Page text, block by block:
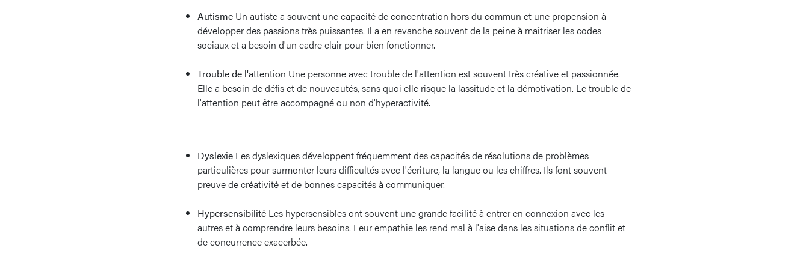
Autisme Un autiste a souvent une capacité de concentration hors du commun et une propension à
développer des passions très puissantes. Il a en revanche souvent de la peine à maîtriser les codes
sociaux et a besoin d'un cadre clair pour bien fonctionner.
Trouble de l'attention Une personne avec trouble de l'attention est souvent très créative et passionnée.
Elle a besoin de défis et de nouveautés, sans quoi elle risque la lassitude et la démotivation. Le trouble de
l'attention peut être accompagné ou non d'hyperactivité.
Dyslexie Les dyslexiques développent fréquemment des capacités de résolutions de problèmes
particulières pour surmonter leurs difficultés avec l'écriture, la langue ou les chiffres. Ils font souvent
preuve de créativité et de bonnes capacités à communiquer.
Hypersensibilité Les hypersensibles ont souvent une grande facilité à entrer en connexion avec les
autres et à comprendre leurs besoins. Leur empathie les rend mal à l'aise dans les situations de conflit et
de concurrence exacerbée.